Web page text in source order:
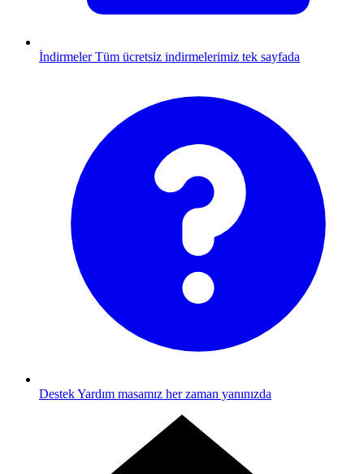
İndirmeler Tüm ücretsiz indirmelerimiz tek sayfada
DestekYardım masamız her zaman yanınızda